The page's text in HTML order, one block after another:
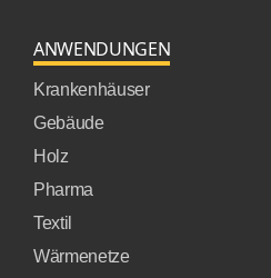
ANWENDUNGEN
Krankenhäuser
Gebäude
Holz
Pharma
Textil
Wärmenetze